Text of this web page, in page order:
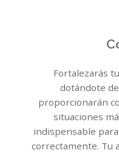
Fortalezarás
dotándote
proporcionarán
situaciones
indispensable
correctamente. Tu